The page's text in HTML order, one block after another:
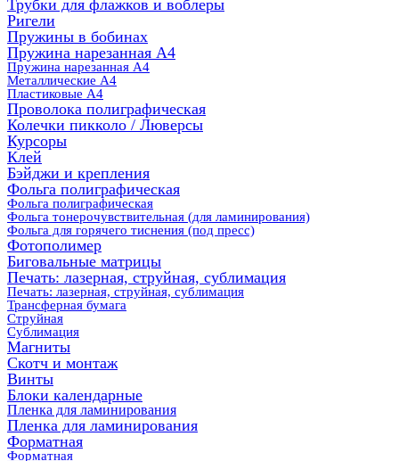
Трубки для флажков и воблеры
Ригели
Пружины в бобинах
Пружина нарезанная А4
Пружина нарезанная А4
Металлические А4
Пластиковые А4
Проволока полиграфическая
Колечки пикколо / Люверсы
Курсоры
Клей
Бэйджи и крепления
Фольга полиграфическая
Фольга полиграфическая
Фольга тонерочувствительная (для ламинирования)
Фольга для горячего тиснения (под пресс)
Фотополимер
Биговальные матрицы
Печать: лазерная, струйная, сублимация
Печать: лазерная, струйная, сублимация
Трансферная бумага
Струйная
Сублимация
Магниты
Скотч и монтаж
Винты
Блоки календарные
Пленка для ламинирования
Пленка для ламинирования
Форматная
Форматная